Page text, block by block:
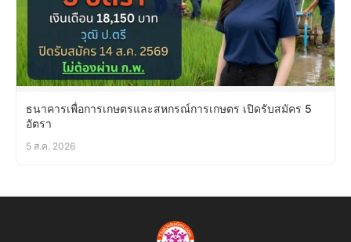
ธนาคารเพื่อการเกษตรและสหกรณ์การเกษตร เปิดรับสมัคร 5
อัตรา
5 ส.ค. 2026